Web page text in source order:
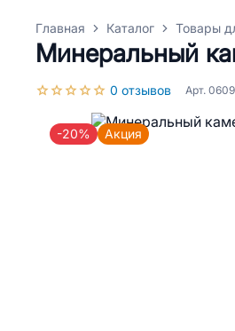
Главная Каталог Товары
Минеральный
0 отзывов Арт.
-20% Акция